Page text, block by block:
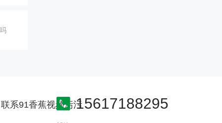
联系91香蕉视频污污15617188295